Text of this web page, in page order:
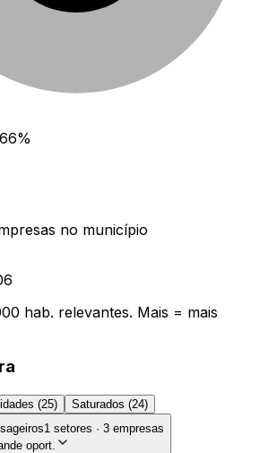
no município
hab. relevantes. Mais = mais
(25) Saturados (24)
1 setores · 3 empresas
oport.